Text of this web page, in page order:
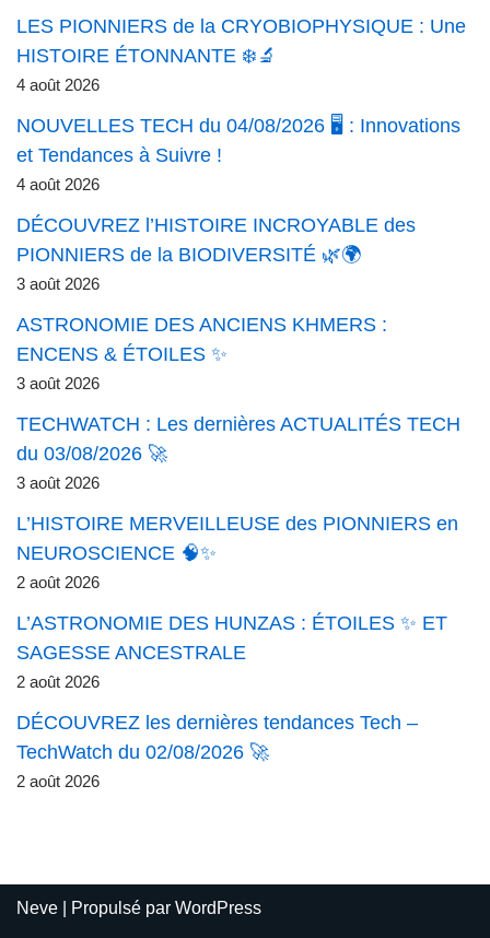
LES PIONNIERS de la CRYOBIOPHYSIQUE : Une
HISTOIRE ÉTONNANTE ❄️🔬
4 août 2026
NOUVELLES TECH du 04/08/2026 🖥️ : Innovations
et Tendances à Suivre !
4 août 2026
DÉCOUVREZ l’HISTOIRE INCROYABLE des
PIONNIERS de la BIODIVERSITÉ 🌿🌍
3 août 2026
ASTRONOMIE DES ANCIENS KHMERS :
ENCENS & ÉTOILES ✨
3 août 2026
TECHWATCH : Les dernières ACTUALITÉS TECH
du 03/08/2026 🚀
3 août 2026
L’HISTOIRE MERVEILLEUSE des PIONNIERS en
NEUROSCIENCE 🧠✨
2 août 2026
L’ASTRONOMIE DES HUNZAS : ÉTOILES ✨ ET
SAGESSE ANCESTRALE
2 août 2026
DÉCOUVREZ les dernières tendances Tech –
TechWatch du 02/08/2026 🚀
2 août 2026
Neve | Propulsé par WordPress